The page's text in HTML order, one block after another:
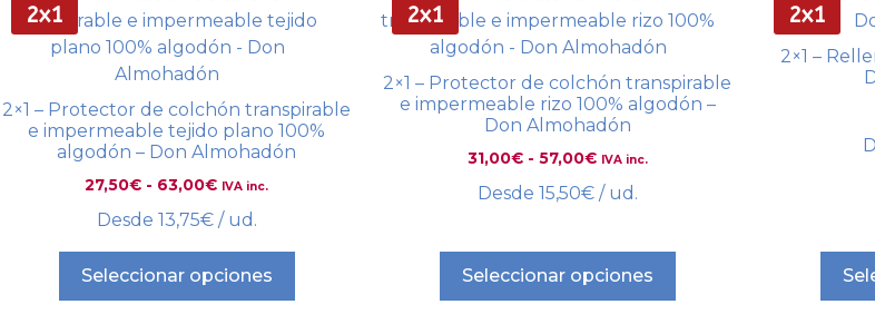
2x1
2×1 – Protector de colchón transpirable
e impermeable tejido plano 100%
algodón – Don Almohadón
27,50€ - 63,00€ IVA inc.
Desde 13,75€ / ud.
Seleccionar opciones
2x1
2×1 – Protector de colchón transpirable
e impermeable rizo 100% algodón –
Don Almohadón
31,00€ - 57,00€ IVA inc.
Desde 15,50€ / ud.
Seleccionar opciones
2x1
2×1 –